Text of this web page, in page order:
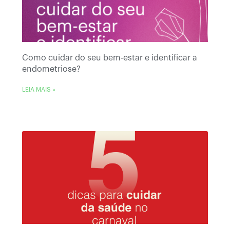
Como cuidar do seu bem-estar e identificar a
endometriose?
LEIA MAIS »